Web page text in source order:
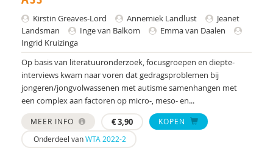
Kirstin Greaves-Lord
Yvonne Groen
Maria Hekert
Kristien Hermans
Jill Hoogerwerf
Ko Hummelen
Kirstin Greaves-Lord Annemiek Landlust
Jeanet
Landsman
Inge van Balkom
Emma van Daalen
Ingrid Kruizinga
Op basis van literatuuronderzoek, focusgroepen en diepte-
interviews kwam naar voren dat gedragsproblemen bij
jongeren/jongvolwassenen met autisme samenhangen met
een complex aan factoren op micro-, meso- en...
MEER INFO €3,90
KOPEN
Onderdeel vanWTA 2022-2